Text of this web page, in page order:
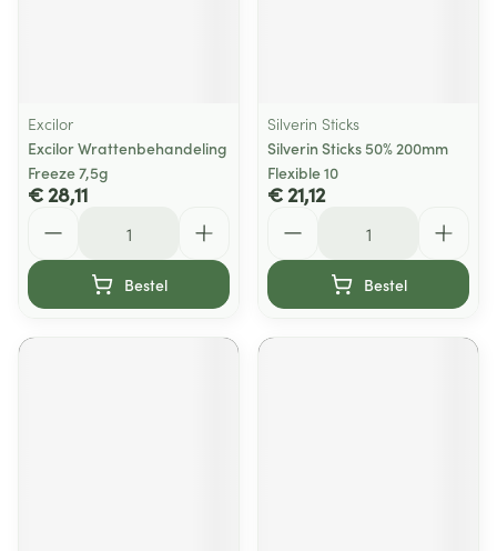
Excilor
Excilor Wrattenbehandeling
Freeze 7,5g
€ 28,11
Bestel
Silverin Sticks
Silverin Sticks 50% 200mm
Flexible 10
€ 21,12
Bestel